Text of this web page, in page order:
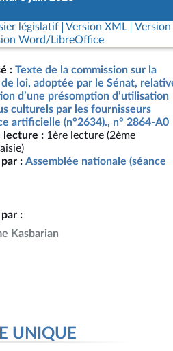
législatif Version XML Version
Word/LibreOffice
: Texte de la commission sur la
loi, adoptée par le Sénat,
d’une présomption d’utilisation
culturels par les fournisseurs
artificielle (n°2634)., n° 2864-A0
lecture : 1ère lecture (2ème
par : Assemblée nationale (séance
:
Kasbarian
UNIQUE